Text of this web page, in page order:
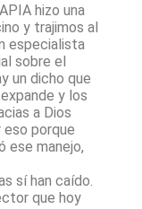
hizo una
y trajimos al
especialista
sobre el
un dicho que
y los
a Dios
eso porque
ese manejo,
sí han caído.
que hoy